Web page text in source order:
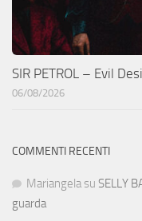
SIR PETROL – Evil
06/08/2026
COMMENTI RECENTI
Mariangela su SELLY
guarda